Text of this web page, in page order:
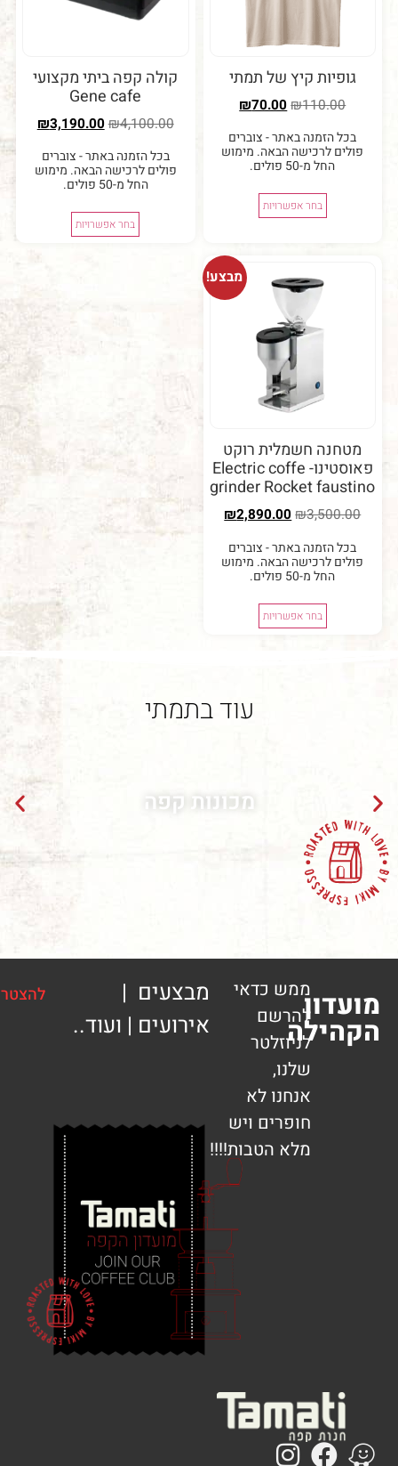
קיץ של תמתי
₪70.00
הזמנה באתר - צוברים
לרכישה הבאה. מימוש
בחר אפשרויות
קולה קפה ביתי מקצועי
Gene cafe
₪
₪3,190.00
בכל הזמנה באתר - צוברים
פולים לרכישה הבאה. מימוש
בחר אפשרויות
מבצע!
חשמלית רוקט
פאוסטינו- Electric coffe
grinder Rocket
₪
₪2,890.00
הזמנה באתר - צוברים
לרכישה הבאה. מימוש
בחר אפשרויות
עוד בתמתי
מכונות קפה
ממש כדאי
להרשם
לניוזלטר
אנחנו לא
חופרים ויש
מלא הטבות!!!!
מבצעים |
אירועים | ועוד..
להצטרפות